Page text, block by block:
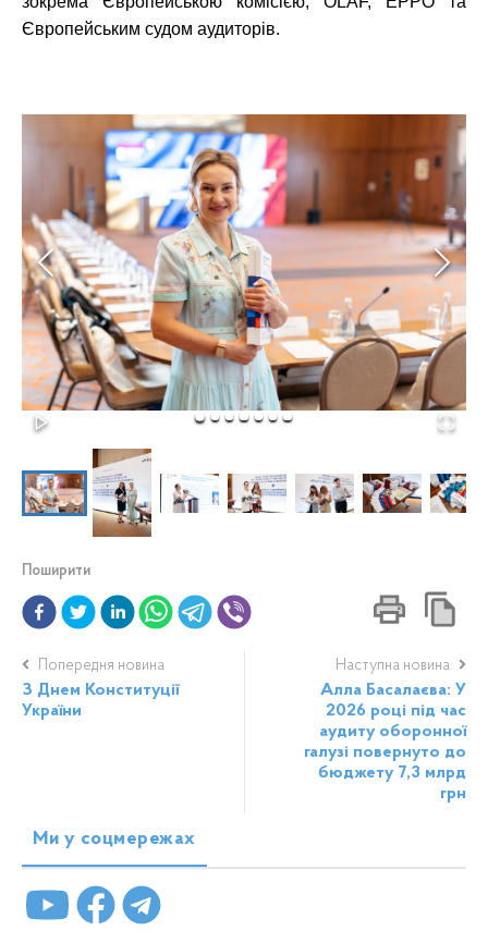
Європейським судом аудиторів.
Поширити
Попередня новина
З Днем Конституції
України
Наступна новина
Алла Басалаєва: У
2026 році під час
аудиту оборонної
галузі повернуто до
бюджету 7,3 млрд
грн
Ми у соцмережах